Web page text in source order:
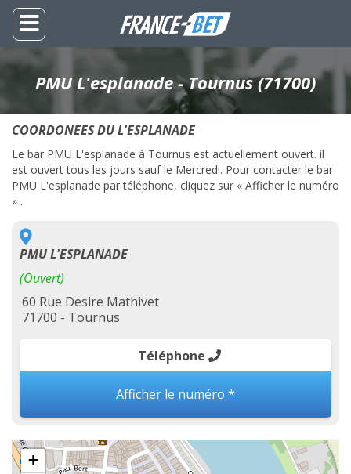
PMU L'esplanade - Tournus (71700)
COORDONEES DU L'ESPLANADE
Le bar PMU L'esplanade à Tournus est actuellement ouvert. il
est ouvert tous les jours sauf le Mercredi. Pour contacter le bar
PMU L'esplanade par téléphone, cliquez sur « Afficher le numéro
» .
PMU L'ESPLANADE
(Ouvert)
60 Rue Desire Mathivet
71700 - Tournus
Téléphone
Afficher le numéro *
+